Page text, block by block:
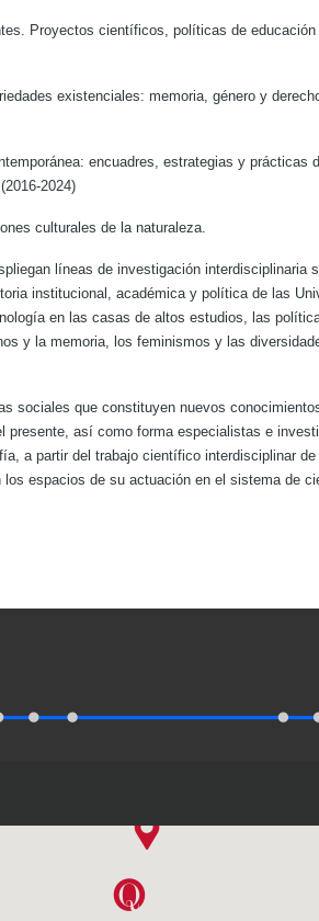
Proyectos científicos, políticas de
existenciales: memoria, género y
encuadres, estrategias y prácticas
2024)
culturales de la naturaleza.
líneas de investigación interdisciplinaria
institucional, académica y política de las
en las casas de altos estudios, las
y la memoria, los feminismos y las
sociales que constituyen nuevos
así como forma especialistas e
a partir del trabajo científico interdisciplinar
espacios de su actuación en el sistema de